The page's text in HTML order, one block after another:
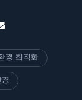
경 최적화